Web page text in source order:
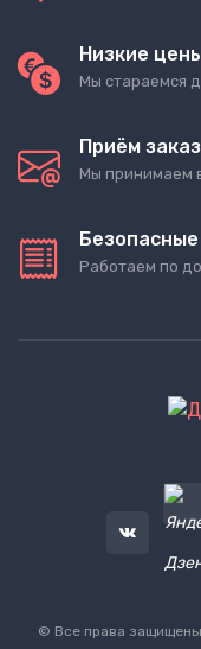
Низкие
Мы стараемся
Приём
Мы принимаем
Работаем по
© Все права